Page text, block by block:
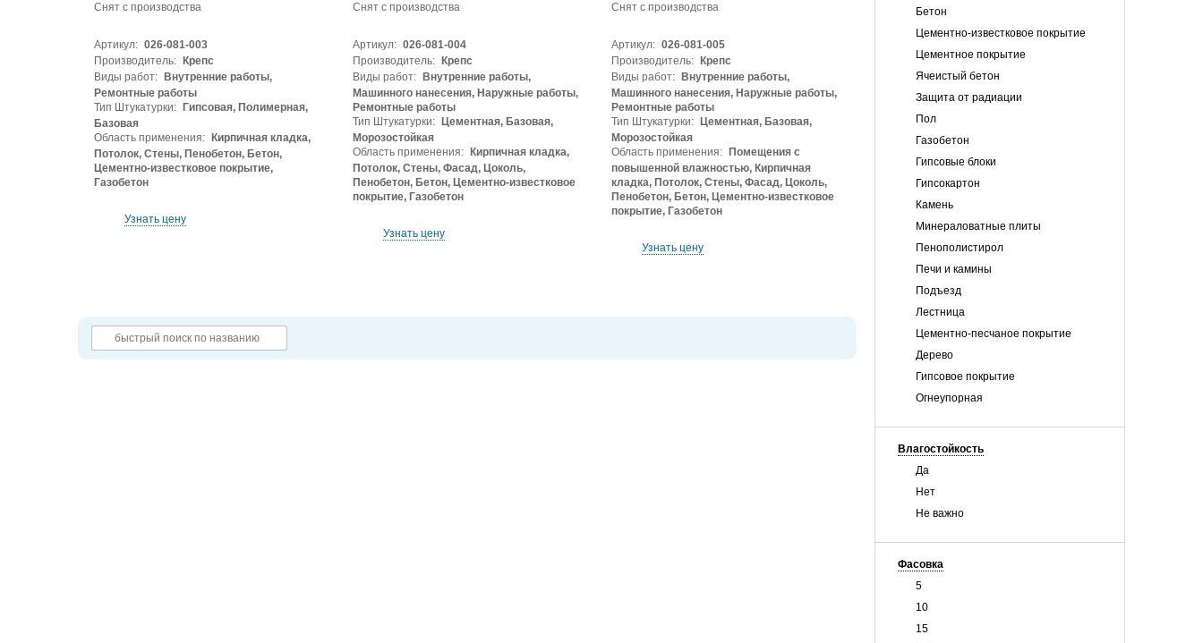
Бетон
Цементно-известковое покрытие
Цементное покрытие
Ячеистый бетон
Защита от радиации
Пол
Газобетон
Гипсовые блоки
Гипсокартон
Камень
Минераловатные плиты
Пенополистирол
Печи и камины
Подъезд
Лестница
Цементно-песчаное покрытие
Дерево
Гипсовое покрытие
Огнеупорная
Влагостойкость
Да
Нет
Не важно
Фасовка
5
10
15
Снят с производства
Артикул: 026-081-003
Производитель:
Крепс
Виды работ:
Внутренние работы,
Ремонтные работы
Тип Штукатурки:
Гипсовая, Полимерная,
Базовая
Область применения:
Кирпичная кладка,
Потолок, Стены, Пенобетон, Бетон,
Цементно-известковое покрытие,
Газобетон
Узнать цену
Снят с производства
Артикул: 026-081-004
Производитель:
Крепс
Виды работ:
Внутренние работы,
Машинного нанесения, Наружные работы,
Ремонтные работы
Тип Штукатурки:
Цементная, Базовая,
Морозостойкая
Область применения:
Кирпичная кладка,
Потолок, Стены, Фасад, Цоколь,
Пенобетон, Бетон, Цементно-известковое
покрытие, Газобетон
Узнать цену
Снят с производства
Артикул: 026-081-005
Производитель:
Крепс
Виды работ:
Внутренние работы,
Машинного нанесения, Наружные работы,
Ремонтные работы
Тип Штукатурки:
Цементная, Базовая,
Морозостойкая
Область применения:
Помещения с
повышенной влажностью, Кирпичная
кладка, Потолок, Стены, Фасад, Цоколь,
Пенобетон, Бетон, Цементно-известковое
покрытие, Газобетон
Узнать цену